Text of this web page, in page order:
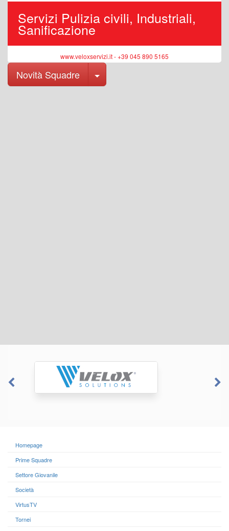
Servizi Pulizia civili, Industriali,
Sanificazione
www.veloxservizi.it - +39 045 890 5165
Novità Squadre Toggle Dropdown
Homepage
Prime Squadre
Settore Giovanile
Società
VirtusTV
Tornei